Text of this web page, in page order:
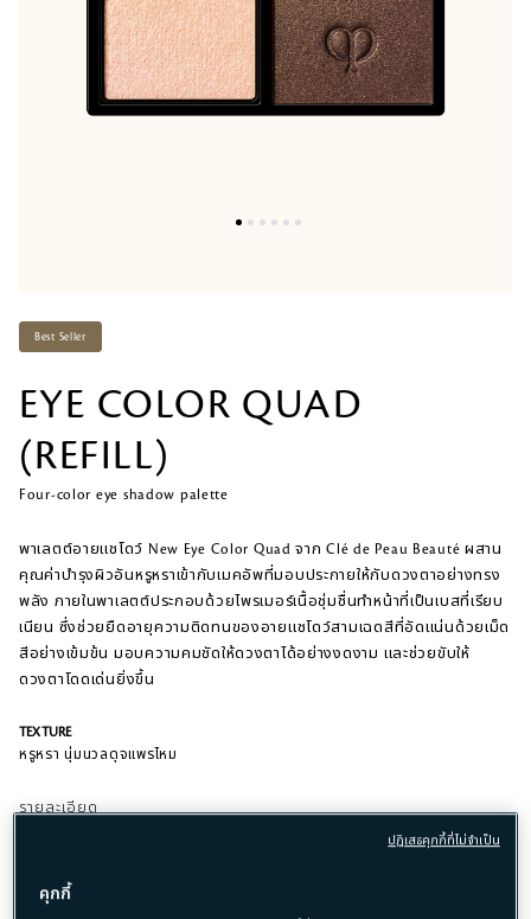
Best Seller
EYE COLOR QUAD
(REFILL)
Four-color eye shadow palette
​พาเลตต์อายแชโดว์ New Eye Color Quad จาก Clé de Peau Beauté ผสาน
คุณค่าบำรุงผิวอันหรูหราเข้ากับเมคอัพที่มอบประกายให้กับดวงตาอย่างทรง
พลัง ภายในพาเลตต์ประกอบด้วยไพรเมอร์เนื้อชุ่มชื่นทำหน้าที่เป็นเบสที่เรียบ
เนียน ซึ่งช่วยยืดอายุความติดทนของอายแชโดว์สามเฉดสีที่อัดแน่นด้วยเม็ด
สีอย่างเข้มข้น มอบความคมชัดให้ดวงตาได้อย่างงดงาม และช่วยขับให้
ดวงตาโดดเด่นยิ่งขึ้น
TEXTURE
หรูหรา นุ่มนวลดุจแพรไหม
รายละเอียด
คุกกี้
ปฏิเสธคุกกี้ที่ไม่จำเป็น